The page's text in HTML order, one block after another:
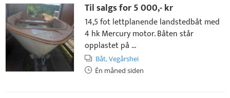
Til salgs for5 000,- kr
14,5 fot lettplanende landstedbåt med
4 hk Mercury motor. Båten står
opplastet på ...
Båt,Vegårshei
Én måned siden